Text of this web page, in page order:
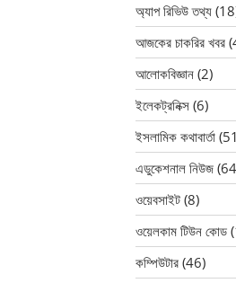
অ্যাপ রিভিউ তথ্য
আজকের চাকরির খবর
আলোকবিজ্ঞান (2)
ইলেকট্রনিক্স (6)
ইসলামিক কথাবার্তা
এডুকেশনাল নিউজ
ওয়েবসাইট (8)
ওয়েলকাম টিউন কোড
কম্পিউটার (46)